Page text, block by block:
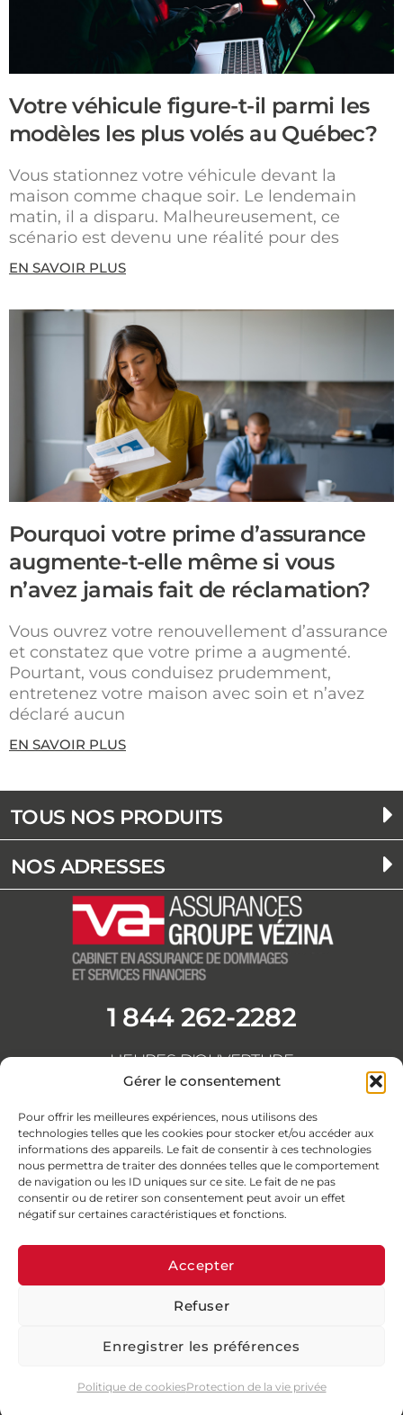
Gérer le consentement
Pour offrir les meilleures expériences, nous utilisons des
technologies telles que les cookies pour stocker et/ou accéder aux
informations des appareils. Le fait de consentir à ces technologies
nous permettra de traiter des données telles que le comportement
de navigation ou les ID uniques sur ce site. Le fait de ne pas
consentir ou de retirer son consentement peut avoir un effet
négatif sur certaines caractéristiques et fonctions.
Accepter
Refuser
Enregistrer les préférences
Politique de cookiesProtection de la vie privée
Votre véhicule figure-t-il parmi les
modèles les plus volés au Québec?
Vous stationnez votre véhicule devant la
maison comme chaque soir. Le lendemain
matin, il a disparu. Malheureusement, ce
scénario est devenu une réalité pour des
EN SAVOIR PLUS
Pourquoi votre prime d’assurance
augmente-t-elle même si vous
n’avez jamais fait de réclamation?
Vous ouvrez votre renouvellement d’assurance
et constatez que votre prime a augmenté.
Pourtant, vous conduisez prudemment,
entretenez votre maison avec soin et n’avez
déclaré aucun
EN SAVOIR PLUS
TOUS NOS PRODUITS
NOS ADRESSES
1 844 262-2282
HEURES D'OUVERTURE
Du lundi au vendredi
de 8h30 à 16h30
F
a
c
e
b
o
o
-
L
i
n
k
e
d
i
n
-
i
n
Y
o
u
t
u
b
e
I
n
s
t
a
g
r
m
© Assurances Groupe Vézina 2026 · Tous droits réservés
Marketing
Web
Avis légaux | Politique relative au traitement des plaintes